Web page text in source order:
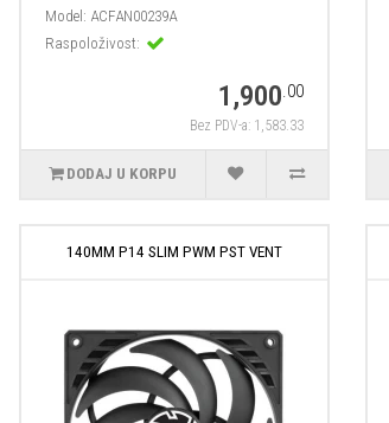
Model: ACFAN00239A
Raspoloživost:
1,900.00
Bez PDV-a: 1,583.33
DODAJ U KORPU
140MM P14 SLIM PWM PST VENT